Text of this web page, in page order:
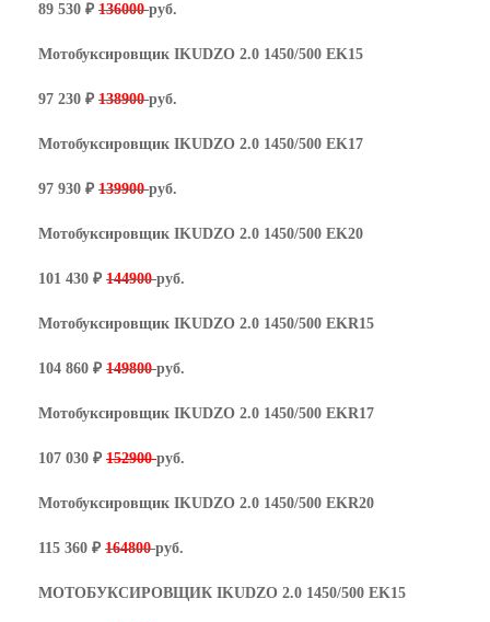
89 530 ₽ 136000руб.
Мотобуксировщик IKUDZO 2.0 1450/500 EK15
97 230 ₽ 138900руб.
Мотобуксировщик IKUDZO 2.0 1450/500 EK17
97 930 ₽ 139900руб.
Мотобуксировщик IKUDZO 2.0 1450/500 EK20
101 430 ₽ 144900руб.
Мотобуксировщик IKUDZO 2.0 1450/500 EKR15
104 860 ₽ 149800руб.
Мотобуксировщик IKUDZO 2.0 1450/500 EKR17
107 030 ₽ 152900руб.
Мотобуксировщик IKUDZO 2.0 1450/500 EKR20
115 360 ₽ 164800руб.
МОТОБУКСИРОВЩИК IKUDZO 2.0 1450/500 EK15